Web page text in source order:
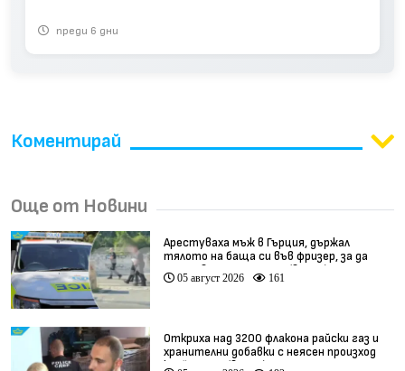
преди 6 дни
Коментирай
Още от Новини
Арестуваха мъж в Гърция, държал
тялото на баща си във фризер, за да
получава пенсията му (видео)
05 август 2026 161
Откриха над 3200 флакона райски газ и
хранителни добавки с неясен произход
край София (видео)